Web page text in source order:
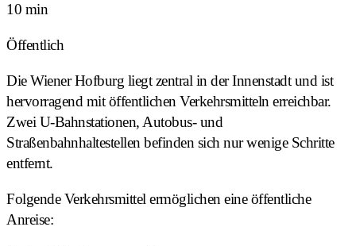
10 min
Öffentlich
Die Wiener Hofburg liegt zentral in der Innenstadt und ist
hervorragend mit öffentlichen Verkehrsmitteln erreichbar.
Zwei U-Bahnstationen, Autobus- und
Straßenbahnhaltestellen befinden sich nur wenige Schritte
entfernt.
Folgende Verkehrsmittel ermöglichen eine öffentliche
Anreise: